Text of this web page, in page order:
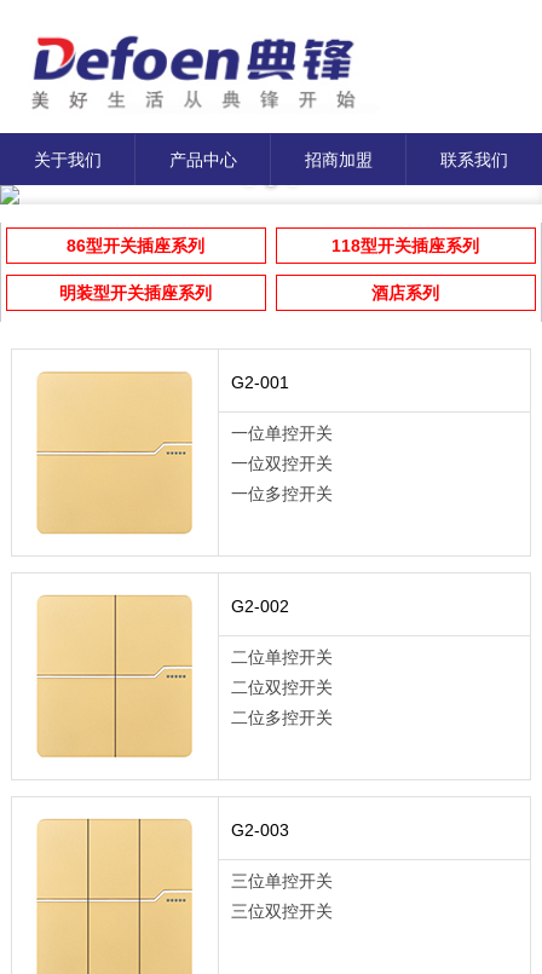
关于我们 产品中心 招商加盟 联系我们
86型开关插座系列 118型开关插座系列
明装型开关插座系列 酒店系列
G2-001
一位单控开关
一位双控开关
一位多控开关
G2-002
二位单控开关
二位双控开关
二位多控开关
G2-003
三位单控开关
三位双控开关